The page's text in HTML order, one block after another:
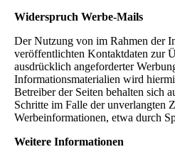
Widerspruch Werbe-Mails
Der Nutzung von im Rahmen der
veröffentlichten Kontaktdaten zur
ausdrücklich angeforderter
Informationsmaterialien wird
Betreiber der Seiten behalten sich
Schritte im Falle der unverlangten
Werbeinformationen, etwa durch
Weitere Informationen